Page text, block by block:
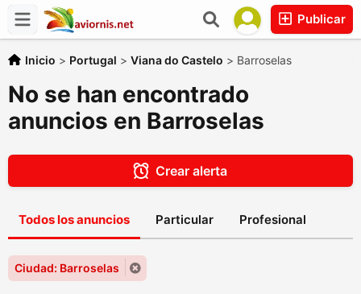
Publicar
Inicio > Portugal > Viana do Castelo > Barroselas
No se han encontrado
anuncios en Barroselas
Crear alerta
Todos los anuncios Particular Profesional
Ciudad: Barroselas